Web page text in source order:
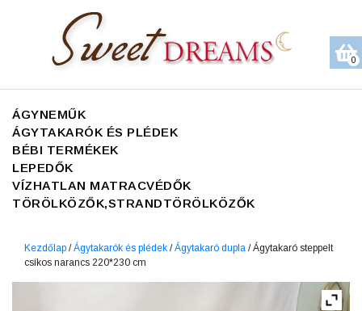
ÁGYNEMŰK
ÁGYTAKARÓK ÉS PLÉDEK
BÉBI TERMÉKEK
LEPEDŐK
VÍZHATLAN MATRACVÉDŐK
TÖRÖLKÖZŐK,STRANDTÖRÖLKÖZŐK
Kezdőlap /Ágytakarók és plédek /Ágytakaró dupla / Ágytakaró steppelt
csíkos narancs 220*230 cm
0